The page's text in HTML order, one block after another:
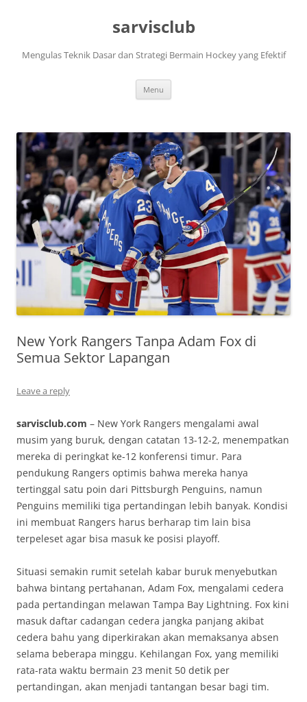
sarvisclub
Mengulas Teknik Dasar dan Strategi Bermain Hockey yang Efektif
Menu
New York Rangers Tanpa Adam Fox di
Semua Sektor Lapangan
Leave a reply
sarvisclub.com – New York Rangers mengalami awal
musim yang buruk, dengan catatan 13-12-2, menempatkan
mereka di peringkat ke-12 konferensi timur. Para
pendukung Rangers optimis bahwa mereka hanya
tertinggal satu poin dari Pittsburgh Penguins, namun
Penguins memiliki tiga pertandingan lebih banyak. Kondisi
ini membuat Rangers harus berharap tim lain bisa
terpeleset agar bisa masuk ke posisi playoff.
Situasi semakin rumit setelah kabar buruk menyebutkan
bahwa bintang pertahanan, Adam Fox, mengalami cedera
pada pertandingan melawan Tampa Bay Lightning. Fox kini
masuk daftar cadangan cedera jangka panjang akibat
cedera bahu yang diperkirakan akan memaksanya absen
selama beberapa minggu. Kehilangan Fox, yang memiliki
rata-rata waktu bermain 23 menit 50 detik per
pertandingan, akan menjadi tantangan besar bagi tim.